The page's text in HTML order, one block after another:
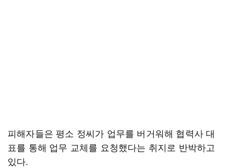
피해자들은 평소 정씨가 업무를 버거워해 협력사 대
표를 통해 업무 교체를 요청했다는 취지로 반박하고
있다.